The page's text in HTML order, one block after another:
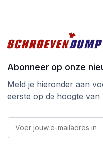
Abonneer op onze
Meld je hieronder aan
eerste op de hoogte van
a
E
m